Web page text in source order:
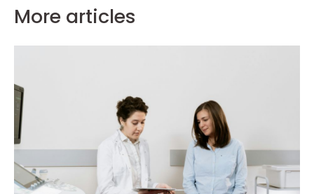
More articles